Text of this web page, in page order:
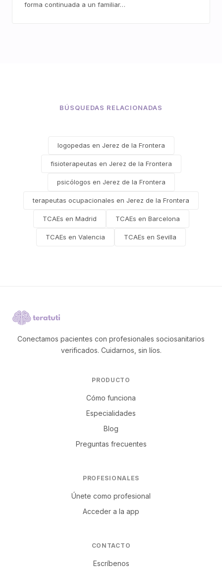
forma continuada a un familiar…
BÚSQUEDAS RELACIONADAS
logopedas en Jerez de la Frontera
fisioterapeutas en Jerez de la Frontera
psicólogos en Jerez de la Frontera
terapeutas ocupacionales en Jerez de la Frontera
TCAEs en Madrid TCAEs en Barcelona
TCAEs en Valencia TCAEs en Sevilla
Conectamos pacientes con profesionales sociosanitarios
verificados. Cuidarnos, sin líos.
PRODUCTO
Cómo funciona
Especialidades
Blog
Preguntas frecuentes
PROFESIONALES
Únete como profesional
Acceder a la app
CONTACTO
Escríbenos